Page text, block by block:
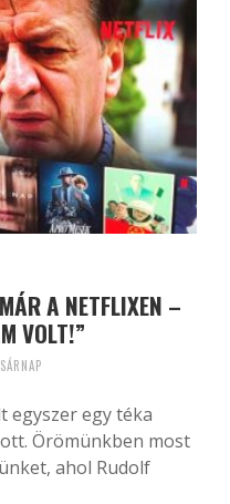
A NETFLIXEN –
VOLT!”
egyszer egy téka
Örömünkben most
ahol Rudolf